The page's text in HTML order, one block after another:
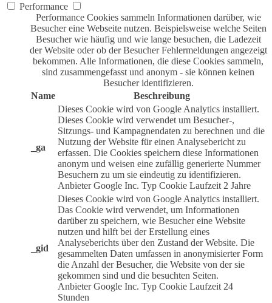
Performance
Performance Cookies sammeln Informationen darüber, wie
Besucher eine Webseite nutzen. Beispielsweise welche Seiten
Besucher wie häufig und wie lange besuchen, die Ladezeit
der Website oder ob der Besucher Fehlermeldungen angezeigt
bekommen. Alle Informationen, die diese Cookies sammeln,
sind zusammengefasst und anonym - sie können keinen
Besucher identifizieren.
Name
Beschreibung
_ga
Dieses Cookie wird von Google Analytics installiert.
Dieses Cookie wird verwendet um Besucher-,
Sitzungs- und Kampagnendaten zu berechnen und die
Nutzung der Website für einen Analysebericht zu
erfassen. Die Cookies speichern diese Informationen
anonym und weisen eine zufällig generierte Nummer
Besuchern zu um sie eindeutig zu identifizieren.
Anbieter Google Inc. Typ Cookie Laufzeit 2 Jahre
_gid
Dieses Cookie wird von Google Analytics installiert.
Das Cookie wird verwendet, um Informationen
darüber zu speichern, wie Besucher eine Website
nutzen und hilft bei der Erstellung eines
Analyseberichts über den Zustand der Website. Die
gesammelten Daten umfassen in anonymisierter Form
die Anzahl der Besucher, die Website von der sie
gekommen sind und die besuchten Seiten.
Anbieter Google Inc. Typ Cookie Laufzeit 24
Stunden